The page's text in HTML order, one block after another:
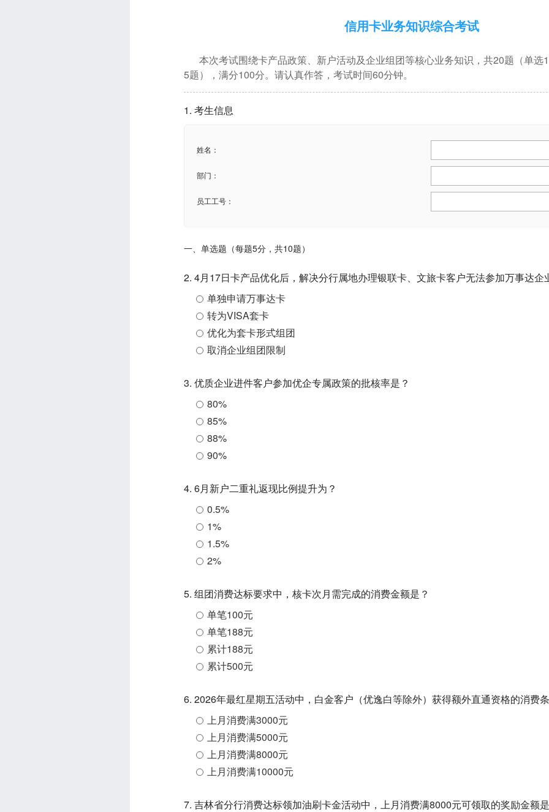
信用卡业务知识综合考试
本次考试围绕卡产品政策、新户活动及企业组团等核心业务知识，共20题（单选
5题），满分100分。请认真作答，考试时间60分钟。
1. 考生信息
姓名：
部门：
员工工号：
一、单选题（每题5分，共10题）
2. 4月17日卡产品优化后，解决分行属地办理银联卡、文旅卡客户无法参加万事达企
单独申请万事达卡
转为VISA套卡
优化为套卡形式组团
取消企业组团限制
3. 优质企业进件客户参加优企专属政策的批核率是？
80%
85%
88%
90%
4. 6月新户二重礼返现比例提升为？
0.5%
1%
1.5%
2%
5. 组团消费达标要求中，核卡次月需完成的消费金额是？
单笔100元
单笔188元
累计188元
累计500元
6. 2026年最红星期五活动中，白金客户（优逸白等除外）获得额外直通资格的消费
上月消费满3000元
上月消费满5000元
上月消费满8000元
上月消费满10000元
7. 吉林省分行消费达标领加油刷卡金活动中，上月消费满8000元可领取的奖励金额